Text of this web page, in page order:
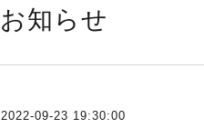
お知らせ
2022-09-23 19:30:00